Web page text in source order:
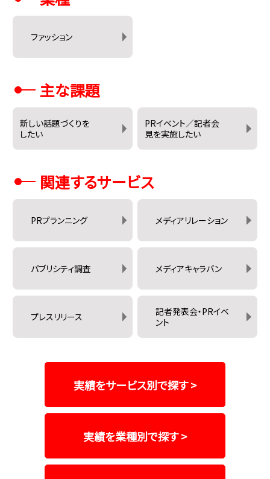
ファッション
主な課題
新しい話題づくりを
したい
PRイベント／記者会
見を実施したい
関連するサービス
PRプランニング メディアリレーション
パブリシティ調査 メディアキャラバン
プレスリリース
記者発表会・PRイベ
ント
実績をサービス別で探す >
実績を業種別で探す >